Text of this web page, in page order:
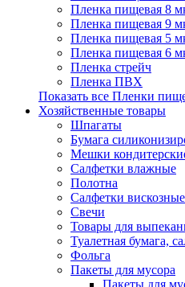
Пленка пищевая
Пленка пищевая
Пленка пищевая
Пленка пищевая
Пленка стрейч
Пленка ПВХ
Показать все Пленки
Хозяйственные товары
Шпагаты
Бумага
Мешки
Салфетки влажные
Полотна
Салфетки
Свечи
Товары для
Туалетная бумага,
Фольга
Пакеты для мусора
Пакеты для